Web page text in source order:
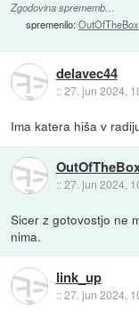
Zgodovina sprememb…
spremenilo:OutOfTheBox
delavec44
::27. jun 2024,
Ima katera hiša v
::27. jun 2024,
Sicer z gotovostjo ne
nima.
link_up
::27. jun 2024,